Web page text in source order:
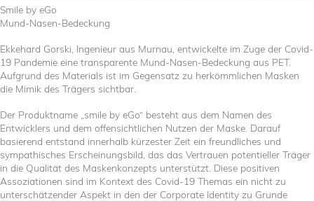
Smile by eGo
Mund-Nasen-Bedeckung
Ekkehard Gorski, Ingenieur aus Murnau, entwickelte im Zuge der Covid-
19 Pandemie eine transparente Mund-Nasen-Bedeckung aus PET.
Aufgrund des Materials ist im Gegensatz zu herkömmlichen Masken
die Mimik des Trägers sichtbar.
Der Produktname „smile by eGo“ besteht aus dem Namen des
Entwicklers und dem offensichtlichen Nutzen der Maske. Darauf
basierend entstand innerhalb kürzester Zeit ein freundliches und
sympathisches Erscheinungsbild, das das Vertrauen potentieller Träger
in die Qualität des Maskenkonzepts unterstützt. Diese positiven
Assoziationen sind im Kontext des Covid-19 Themas ein nicht zu
unterschätzender Aspekt in den der Corporate Identity zu Grunde